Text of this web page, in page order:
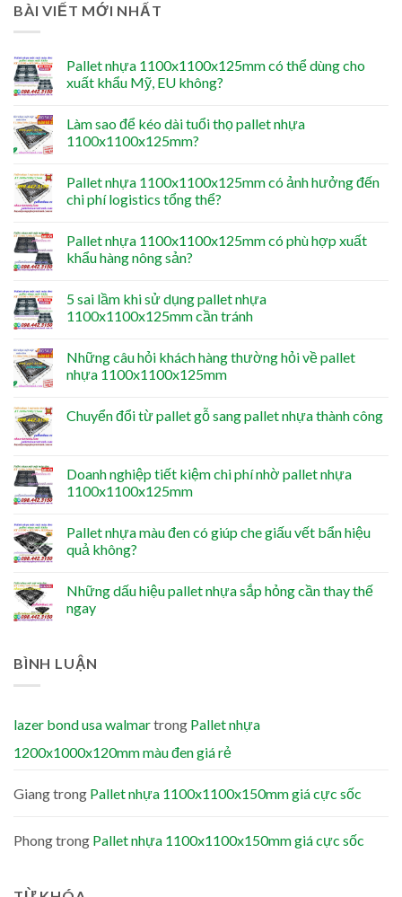
BÀI VIẾT MỚI NHẤT
Pallet nhựa 1100x1100x125mm có thể dùng cho
xuất khẩu Mỹ, EU không?
Làm sao để kéo dài tuổi thọ pallet nhựa
1100x1100x125mm?
Pallet nhựa 1100x1100x125mm có ảnh hưởng đến
chi phí logistics tổng thể?
Pallet nhựa 1100x1100x125mm có phù hợp xuất
khẩu hàng nông sản?
5 sai lầm khi sử dụng pallet nhựa
1100x1100x125mm cần tránh
Những câu hỏi khách hàng thường hỏi về pallet
nhựa 1100x1100x125mm
Chuyển đổi từ pallet gỗ sang pallet nhựa thành công
Doanh nghiệp tiết kiệm chi phí nhờ pallet nhựa
1100x1100x125mm
Pallet nhựa màu đen có giúp che giấu vết bẩn hiệu
quả không?
Những dấu hiệu pallet nhựa sắp hỏng cần thay thế
ngay
BÌNH LUẬN
lazer bond usa walmartrong Pallet nhựa
1200x1000x120mm màu đen giá rẻ
Giangtrong Pallet nhựa 1100x1100x150mm giá cực sốc
Phongtrong Pallet nhựa 1100x1100x150mm giá cực sốc